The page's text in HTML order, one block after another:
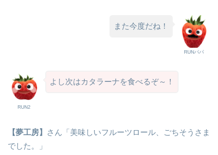
RUNパパ
また今度だね！
RUN2
よし次はカタラーナを食べるぞ～！
【夢工房】
さん「美味しいフルーツロール、ごちそうさま
でした。」